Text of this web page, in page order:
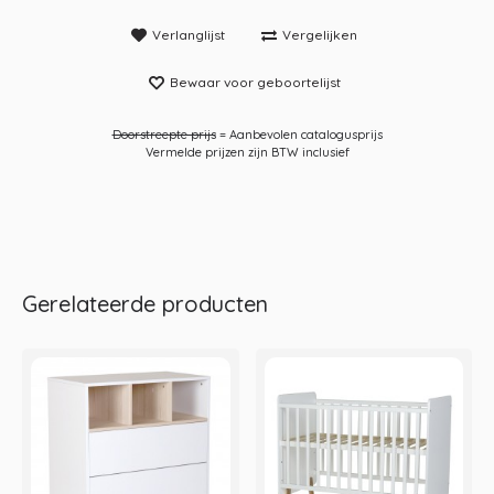
Verlanglijst Vergelijken
Bewaar voor geboortelijst
Doorstreepte prijs= Aanbevolen catalogusprijs
Vermelde prijzen zijn BTW inclusief
Gerelateerde producten